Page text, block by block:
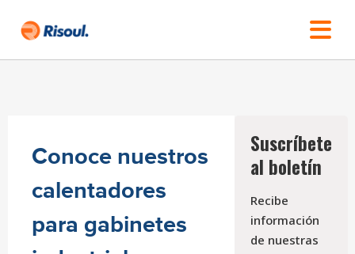
Conoce nuestros
calentadores
para gabinetes
Suscríbete
al boletín
Recibe
información
de nuestras